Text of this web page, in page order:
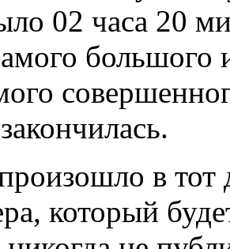
02 часа 20
большого
в тот
который